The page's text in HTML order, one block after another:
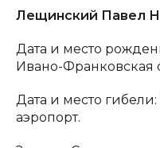
Лещинский Павел
Дата и место
Ивано-Франковская
Дата и место гибели:
аэропорт.